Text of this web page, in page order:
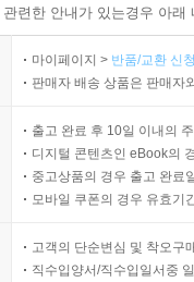
련한 안내가 있는경우 아
마이페이지 > 반품/교환 신
판매자 배송 상품은 판매자
출고 완료 후 10일 이내의
디지털 콘텐츠인 eBook의
중고상품의 경우 출고 완료
모바일 쿠폰의 경우 유효기
고객의 단순변심 및 착오구
직수입양서/직수입일서중